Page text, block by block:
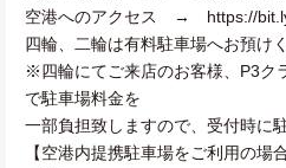
空港へのアクセス → https://
四輪、二輪は有料駐車場へお預け
※四輪にてご来店のお客様、P3ク
で駐車場料金を
一部負担致しますので、受付時に
【空港内提携駐車場をご利用の場